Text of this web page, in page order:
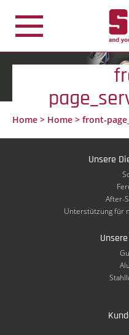
Home > Home > front-
Unsere
After-
Unterstützung für